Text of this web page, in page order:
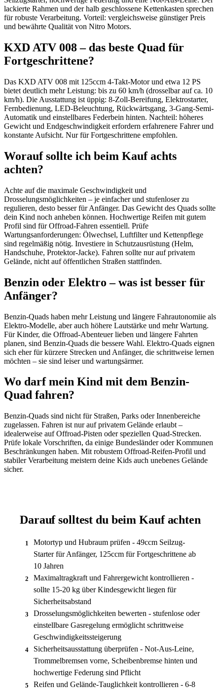
lackierte Rahmen und der halb geschlossene Kettenkasten sprechen
für robuste Verarbeitung. Vorteil: vergleichsweise günstiger Preis
und bewährte Qualität von Nitro Motors.
KXD ATV 008 – das beste Quad für
Fortgeschrittene?
Das KXD ATV 008 mit 125ccm 4-Takt-Motor und etwa 12 PS
bietet deutlich mehr Leistung: bis zu 60 km/h (drosselbar auf ca. 10
km/h). Die Ausstattung ist üppig: 8-Zoll-Bereifung, Elektrostarter,
Fernbedienung, LED-Beleuchtung, Rückwärtsgang, 3-Gang-Semi-
Automatik und einstellbares Federbein hinten. Nachteil: höheres
Gewicht und Endgeschwindigkeit erfordern erfahrenere Fahrer und
konstante Aufsicht. Nur für Fortgeschrittene empfohlen.
Worauf sollte ich beim Kauf achts
achten?
Achte auf die maximale Geschwindigkeit und
Drosselungsmöglichkeiten – je einfacher und stufenloser zu
regulieren, desto besser für Anfänger. Das Gewicht des Quads sollte
dein Kind noch anheben können. Hochwertige Reifen mit gutem
Profil sind für Offroad-Fahren essentiell. Prüfe
Wartungsanforderungen: Ölwechsel, Luftfilter und Kettenpflege
sind regelmäßig nötig. Investiere in Schutzausrüstung (Helm,
Handschuhe, Protektor-Jacke). Fahren sollte nur auf privatem
Gelände, nicht auf öffentlichen Straßen stattfinden.
Benzin oder Elektro – was ist besser für
Anfänger?
Benzin-Quads haben mehr Leistung und längere Fahrautonomiie als
Elektro-Modelle, aber auch höhere Lautstärke und mehr Wartung.
Für Kinder, die Offroad-Abenteuer lieben und längere Fahrten
planen, sind Benzin-Quads die bessere Wahl. Elektro-Quads eignen
sich eher für kürzere Strecken und Anfänger, die schrittweise lernen
möchten – sie sind leiser und wartungsärmer.
Wo darf mein Kind mit dem Benzin-
Quad fahren?
Benzin-Quads sind nicht für Straßen, Parks oder Innenbereiche
zugelassen. Fahren ist nur auf privatem Gelände erlaubt –
idealerweise auf Offroad-Pisten oder speziellen Quad-Strecken.
Prüfe lokale Vorschriften, da einige Bundesländer oder Kommunen
Beschränkungen haben. Mit robustem Offroad-Reifen-Profil und
stabiler Verarbeitung meistern deine Kids auch unebenes Gelände
sicher.
Darauf solltest du beim Kauf achten
1
Motortyp und Hubraum prüfen - 49ccm Seilzug-
Starter für Anfänger, 125ccm für Fortgeschrittene ab
10 Jahren
2
Maximaltragkraft und Fahrergewicht kontrollieren -
sollte 15-20 kg über Kindesgewicht liegen für
Sicherheitsabstand
3
Drosselungsmöglichkeiten bewerten - stufenlose oder
einstellbare Gasregelung ermöglicht schrittweise
Geschwindigkeitssteigerung
4
Sicherheitsausstattung überprüfen - Not-Aus-Leine,
Trommelbremsen vorne, Scheibenbremse hinten und
hochwertige Federung sind Pflicht
5
Reifen und Gelände-Tauglichkeit kontrollieren - 6-8